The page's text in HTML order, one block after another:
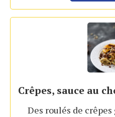
Crêpes, sauce au
Des roulés de